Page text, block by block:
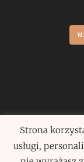
Strona
usługi,